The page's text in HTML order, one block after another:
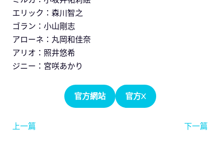
エリック：森川智之
ゴラン：小山剛志
アローネ：丸岡和佳奈
アリオ：照井悠希
ジニー：宮咲あかり
官方網站 官方X
上一篇 下一篇